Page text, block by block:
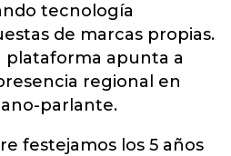
tecnología
de marcas propias.
plataforma apunta a
regional en
parlante.
festejamos los 5 años